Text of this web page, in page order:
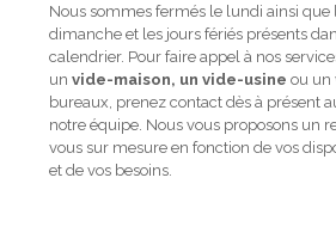
Nous sommes fermés le lundi ainsi que
dimanche et les jours fériés présents
calendrier. Pour faire appel à nos
un vide-maison, un vide-usine ou un
bureaux, prenez contact dès à présent
notre équipe. Nous vous proposons un
vous sur mesure en fonction de vos
et de vos besoins.